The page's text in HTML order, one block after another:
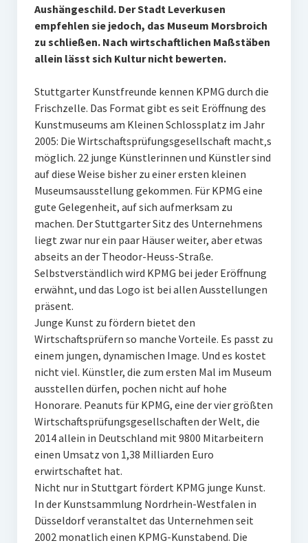
Aushängeschild. Der Stadt Leverkusen
empfehlen sie jedoch, das Museum Morsbroich
zu schließen. Nach wirtschaftlichen Maßstäben
allein lässt sich Kultur nicht bewerten.
Stuttgarter Kunstfreunde kennen KPMG durch die
Frischzelle. Das Format gibt es seit Eröffnung des
Kunstmuseums am Kleinen Schlossplatz im Jahr
2005: Die Wirtschaftsprüfungsgesellschaft macht‚s
möglich. 22 junge Künstlerinnen und Künstler sind
auf diese Weise bisher zu einer ersten kleinen
Museumsausstellung gekommen. Für KPMG eine
gute Gelegenheit, auf sich aufmerksam zu
machen. Der Stuttgarter Sitz des Unternehmens
liegt zwar nur ein paar Häuser weiter, aber etwas
abseits an der Theodor-Heuss-Straße.
Selbstverständlich wird KPMG bei jeder Eröffnung
erwähnt, und das Logo ist bei allen Ausstellungen
präsent.
Junge Kunst zu fördern bietet den
Wirtschaftsprüfern so manche Vorteile. Es passt zu
einem jungen, dynamischen Image. Und es kostet
nicht viel. Künstler, die zum ersten Mal im Museum
ausstellen dürfen, pochen nicht auf hohe
Honorare. Peanuts für KPMG, eine der vier größten
Wirtschaftsprüfungsgesellschaften der Welt, die
2014 allein in Deutschland mit 9800 Mitarbeitern
einen Umsatz von 1,38 Milliarden Euro
erwirtschaftet hat.
Nicht nur in Stuttgart fördert KPMG junge Kunst.
In der Kunstsammlung Nordrhein-Westfalen in
Düsseldorf veranstaltet das Unternehmen seit
2002 monatlich einen KPMG-Kunstabend. Die